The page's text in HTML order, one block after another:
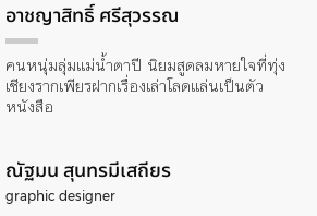
อาชญาสิทธิ์ ศรีสุวรรณ
คนหนุ่มลุ่มแม่น้ำตาปี นิยมสูดลมหายใจที่ทุ่ง
เชียงรากเพียรฝากเรื่องเล่าโลดแล่นเป็นตัว
หนังสือ
ณัฐมน สุนทรมีเสถียร
graphic designer